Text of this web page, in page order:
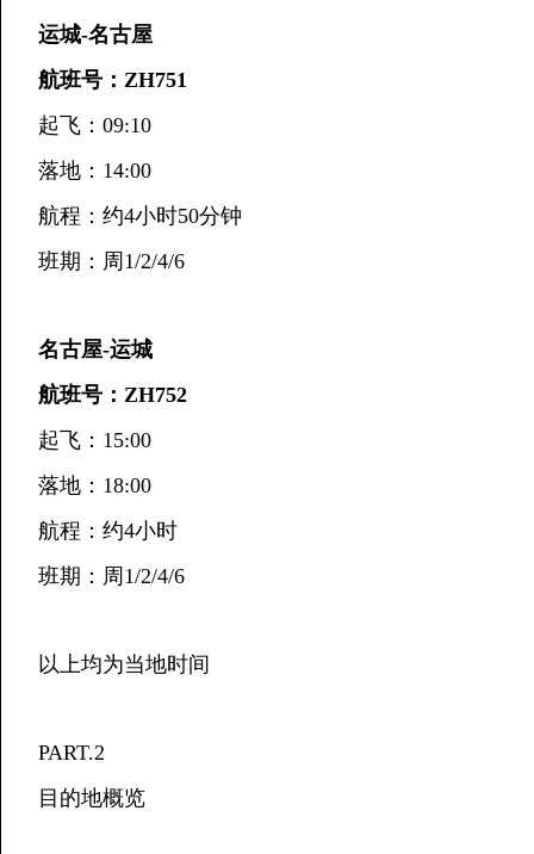
运城-名古屋
航班号：ZH751
起飞：09:10
落地：14:00
航程：约4小时50分钟
班期：周1/2/4/6
名古屋-运城
航班号：ZH752
起飞：15:00
落地：18:00
航程：约4小时
班期：周1/2/4/6
以上均为当地时间
PART.2
目的地概览